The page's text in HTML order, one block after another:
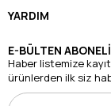
YARDIM
E-BÜLTEN
Haber listemize
ürünlerden ilk siz